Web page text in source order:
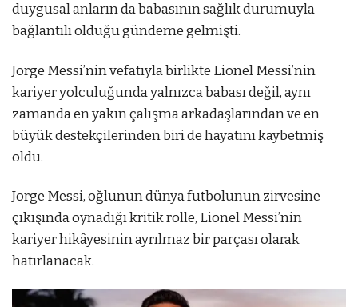
duygusal anların da babasının sağlık durumuyla
bağlantılı olduğu gündeme gelmişti.
Jorge Messi’nin vefatıyla birlikte Lionel Messi’nin
kariyer yolculuğunda yalnızca babası değil, aynı
zamanda en yakın çalışma arkadaşlarından ve en
büyük destekçilerinden biri de hayatını kaybetmiş
oldu.
Jorge Messi, oğlunun dünya futbolunun zirvesine
çıkışında oynadığı kritik rolle, Lionel Messi’nin
kariyer hikâyesinin ayrılmaz bir parçası olarak
hatırlanacak.